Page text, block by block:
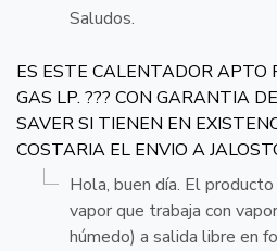
Saludos.
ES ESTE CALENTADOR APTO
GAS LP. ??? CON GARANTIA
SAVER SI TIENEN EN
COSTARIA EL ENVIO A
Hola, buen día. El
vapor que trabaja con
húmedo) a salida libre en